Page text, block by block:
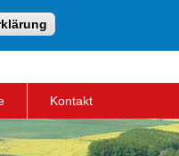
Kontakt